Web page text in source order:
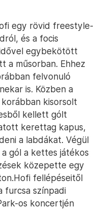
egy rövid freestyle-
és a focis
egybekötött
a műsorban. Ehhez
felvonuló
is. Közben a
kisorsolt
kellett gólt
kerettag kapus,
a labdákat. Végül
gól a kettes játékos
közepette egy
fellépéseitől
furcsa színpadi
os koncertjén